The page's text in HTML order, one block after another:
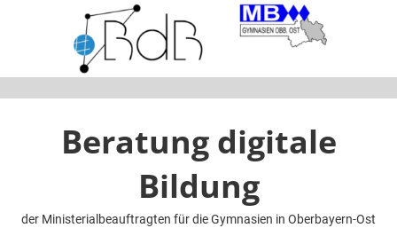
Beratung digitale
Bildung
der Ministerialbeauftragten für die Gymnasien in Oberbayern-Ost